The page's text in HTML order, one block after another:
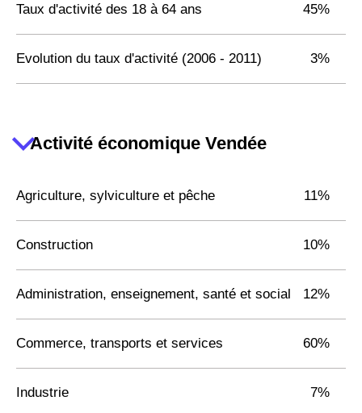
Taux d'activité des 18 à 64 ans 45%
Evolution du taux d'activité (2006 - 2011) 3%
Activité économique Vendée
Agriculture, sylviculture et pêche 11%
Construction 10%
Administration, enseignement, santé et social 12%
Commerce, transports et services 60%
Industrie 7%